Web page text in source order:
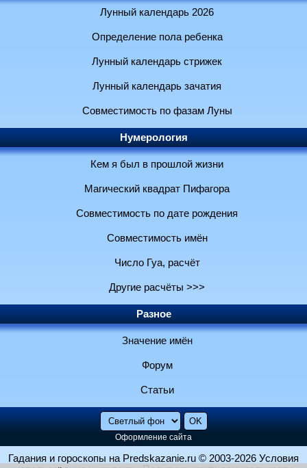
Лунный календарь 2026
Определение пола ребенка
Лунный календарь стрижек
Лунный календарь зачатия
Совместимость по фазам Луны
Нумерология
Кем я был в прошлой жизни
Магический квадрат Пифагора
Совместимость по дате рождения
Совместимость имён
Число Гуа, расчёт
Другие расчёты >>>
Разное
Значение имён
Форум
Статьи
Оформление сайта
Гадания и гороскопы на Predskazanie.ru © 2003-2026 Условия